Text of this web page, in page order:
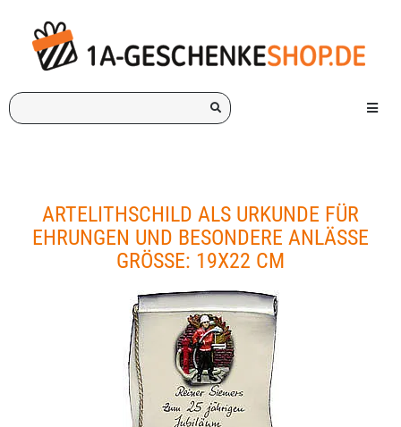
Ich
suche
Menü
ARTELITHSCHILD ALS URKUNDE FÜR
EHRUNGEN UND BESONDERE ANLÄSSE
GRÖSSE: 19X22 CM